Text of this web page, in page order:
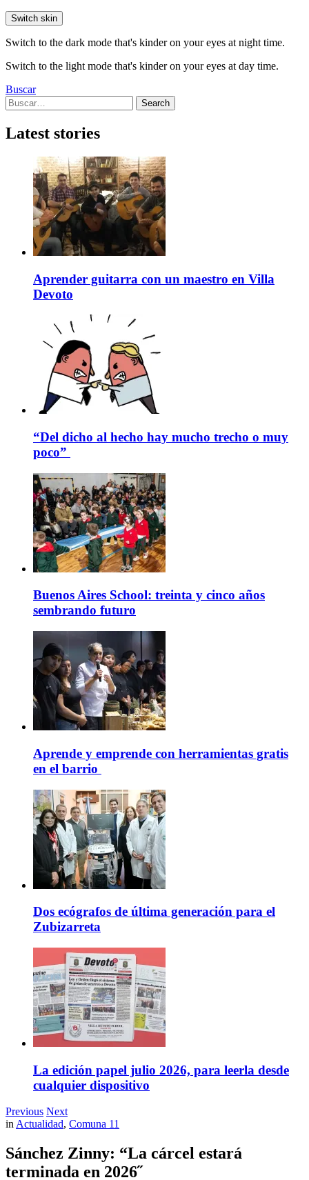
Switch skin
Switch to the dark mode that's kinder on your eyes at night time.
Switch to the light mode that's kinder on your eyes at day time.
Buscar
Search
for:
Search
Latest stories
Aprender guitarra con un maestro en Villa
Devoto
“Del dicho al hecho hay mucho trecho o muy
poco”
Buenos Aires School: treinta y cinco años
sembrando futuro
Aprende y emprende con herramientas gratis
en el barrio
Dos ecógrafos de última generación para el
Zubizarreta
La edición papel julio 2026, para leerla desde
cualquier dispositivo
Previous Next
inActualidad, Comuna 11
Sánchez Zinny: “La cárcel estará
terminada en 2026˝